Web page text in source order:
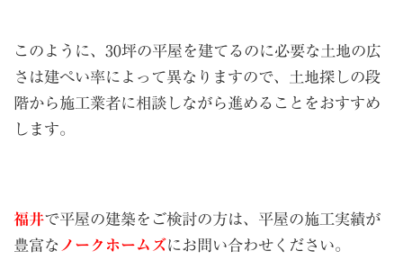
このように、30坪の平屋を建てるのに必要な土地の広
さは建ぺい率によって異なりますので、土地探しの段
階から施工業者に相談しながら進めることをおすすめ
します。
福井で平屋の建築をご検討の方は、平屋の施工実績が
豊富な ノークホームズにお問い合わせください。